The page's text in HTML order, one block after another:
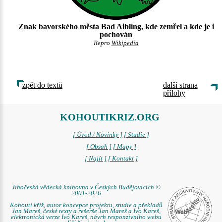
Znak bavorského města Bad Aibling, kde zemřel a kde je i
pochován
Repro Wikipedia
zpět do textů
další strana
přílohy
KOHOUTIKRIZ.ORG
[ Úvod / Novinky ] [ Studie ]
[ Obsah ] [ Mapy ]
[ Najít ] [ Kontakt ]
Jihočeská vědecká knihovna v Českých Budějovicích ©
2001-2026
Kohoutí kříž, autor koncepce projektu, studie a překladů
Jan Mareš, české texty a rešerše Jan Mareš a Ivo Kareš,
elektronická verze Ivo Kareš, návrh responzivního webu